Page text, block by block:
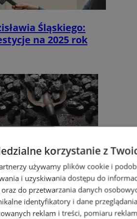
Śląskiego:
na 2025 rok
korzystanie z
używamy plików cookie i
i uzyskiwania dostępu do
do przetwarzania danych
identyfikatory i dane
reklam i treści, pomiaru